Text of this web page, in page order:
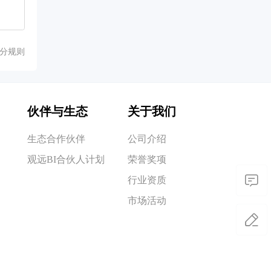
规则
伙伴与生态
生态合作伙伴
观远BI合伙人计划
关于我们
公司介绍
荣誉奖项
行业资质
市场活动